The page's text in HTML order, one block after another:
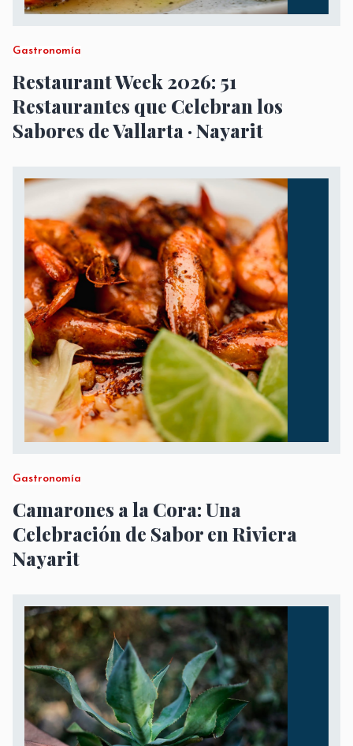
Gastronomía
Restaurant Week 2026: 51
Restaurantes que Celebran los
Sabores de Vallarta · Nayarit
Gastronomía
Camarones a la Cora: Una
Celebración de Sabor en Riviera
Nayarit